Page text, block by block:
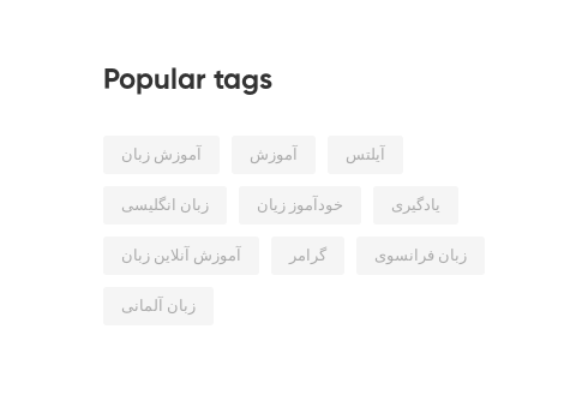
Popular tags
آموزش زبان آموزش آیلتس
زبان انگلیسی خودآموز زیان یادگیری
آموزش آنلاین زبان گرامر زبان فرانسوی
زبان آلمانی